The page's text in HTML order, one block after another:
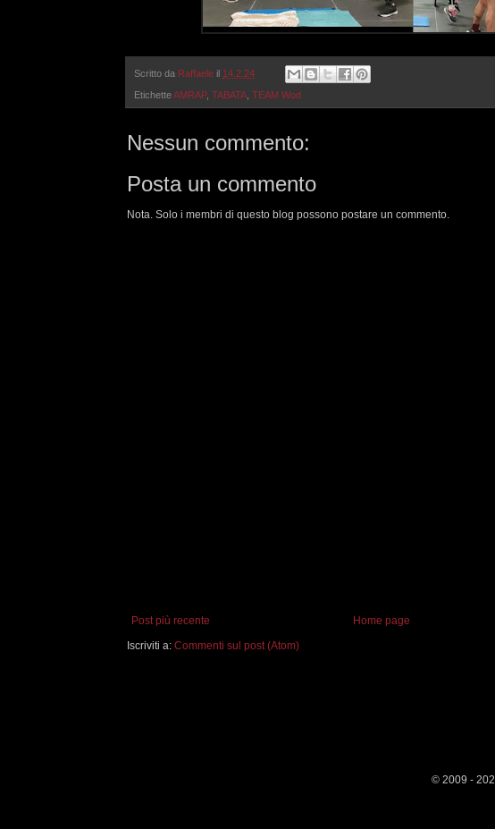
Scritto da Raffaele il 14.2.24
EtichetteAMRAP, TABATA TEAM Wod
Nessun commento:
Posta un commento
Nota. Solo i membri di questo blog possono postare un commento.
Post più recente
Home page
Iscriviti a: Commenti sul post (Atom)
© 2009 -